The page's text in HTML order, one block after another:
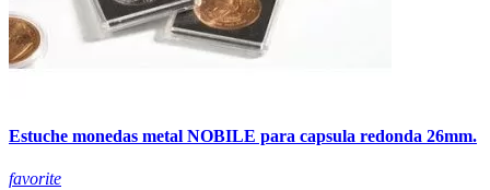
Estuche monedas metal NOBILE para capsula redonda 26mm.
favorite